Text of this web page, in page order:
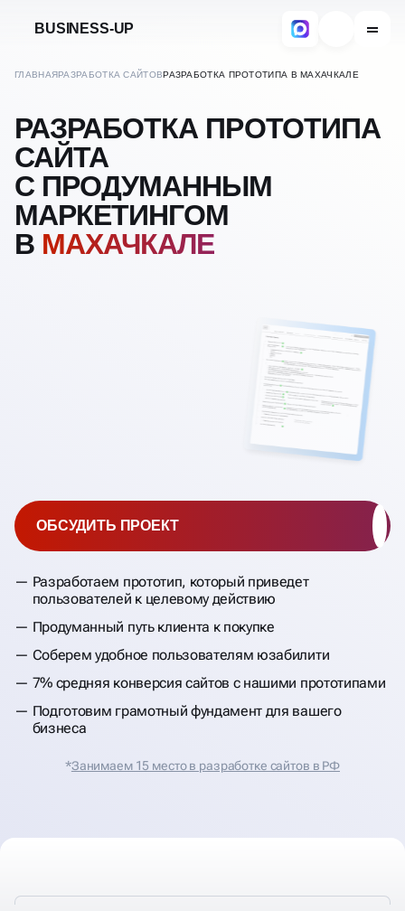
BUSINESS-UP
ГЛАВНАЯРАЗРАБОТКА САЙТОВРАЗРАБОТКА ПРОТОТИПА В МАХАЧКАЛЕ
РАЗРАБОТКА ПРОТОТИПА
САЙТА
С ПРОДУМАННЫМ
МАРКЕТИНГОМ
В МАХАЧКАЛЕ
Разработаем прототип, который приведет
пользователей к целевому действию
Продуманный путь клиента к покупке
Соберем удобное пользователям юзабилити
7% средняя конверсия сайтов с нашими прототипами
Подготовим грамотный фундамент для вашего
бизнеса
ОБСУДИТЬ ПРОЕКТ
*Занимаем 15 место в разработке сайтов в РФ